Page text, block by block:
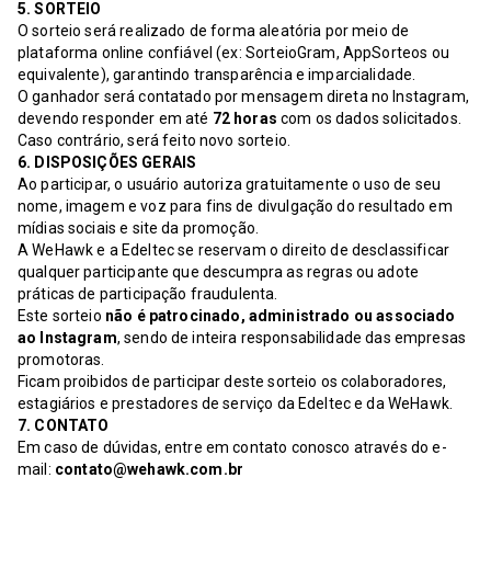
5. SORTEIO
O sorteio será realizado de forma aleatória por meio de
plataforma online confiável (ex: SorteioGram, AppSorteos ou
equivalente), garantindo transparência e imparcialidade.
O ganhador será contatado por mensagem direta no Instagram,
devendo responder em até 72 horas com os dados solicitados.
Caso contrário, será feito novo sorteio.
6. DISPOSIÇÕES GERAIS
Ao participar, o usuário autoriza gratuitamente o uso de seu
nome, imagem e voz para fins de divulgação do resultado em
mídias sociais e site da promoção.
A WeHawk e a Edeltec se reservam o direito de desclassificar
qualquer participante que descumpra as regras ou adote
práticas de participação fraudulenta.
Este sorteio não é patrocinado, administrado ou associado
ao Instagram, sendo de inteira responsabilidade das empresas
promotoras.
Ficam proibidos de participar deste sorteio os colaboradores,
estagiários e prestadores de serviço da Edeltec e da WeHawk.
7. CONTATO
Em caso de dúvidas, entre em contato conosco através do e-
mail: contato@wehawk.com.br